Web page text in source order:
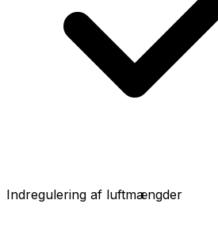
Indregulering af luftmængder